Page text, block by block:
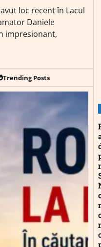
loc recent în Lacul
Daniele
impresionant,
Trending Posts